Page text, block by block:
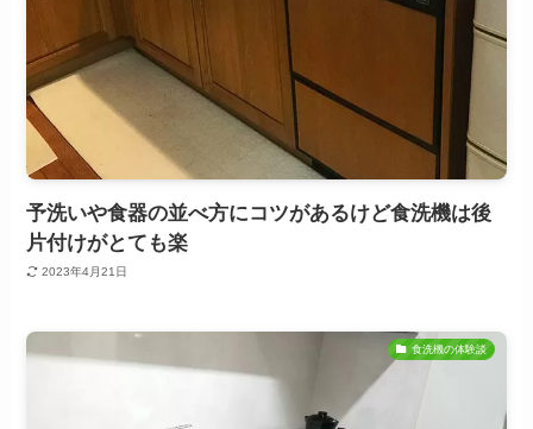
予洗いや食器の並べ方にコツがあるけど食洗機は後
片付けがとても楽
2023年4月21日
食洗機の体験談